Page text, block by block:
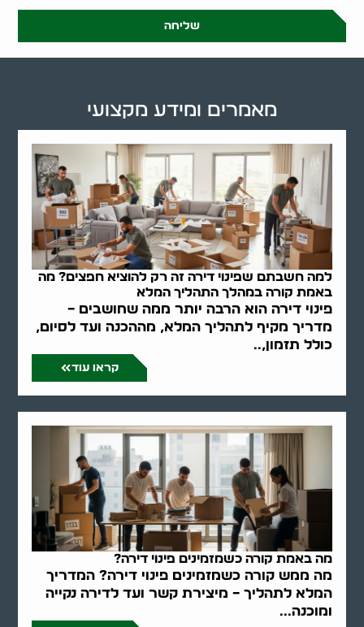
שליחה
למה חשבתם שפינוי דירה זה רק להוציא חפצים? מה
באמת קורה במהלך התהליך המלא
פינוי דירה הוא הרבה יותר ממה שחושבים –
מדריך מקיף לתהליך המלא, מההכנה ועד לסיום,
כולל תזמון,..
קראו עוד
מה באמת קורה כשמזמינים פינוי דירה?
מה ממש קורה כשמזמינים פינוי דירה? המדריך
המלא לתהליך – מיצירת קשר ועד לדירה נקייה
ומוכנה...
מאמרים ומידע מקצועי